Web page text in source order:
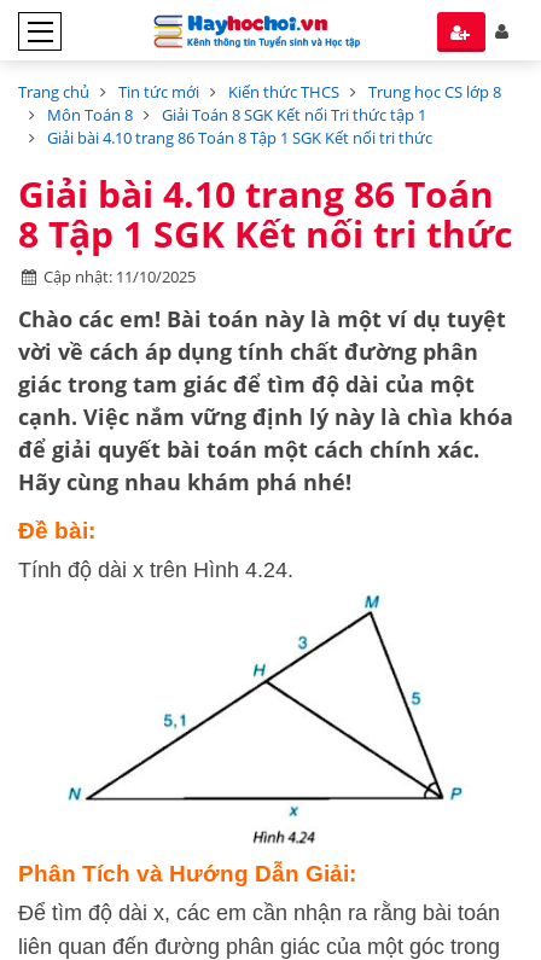
Trang chủ Tin tức mới Kiến thức THCS
Trung học CS lớp 8
Môn Toán 8
Giải Toán 8 SGK Kết nối Tri thức tập 1
Giải bài 4.10 trang 86 Toán 8 Tập 1 SGK Kết nối tri thức
Giải bài 4.10 trang 86 Toán
8 Tập 1 SGK Kết nối tri thức
Cập nhật: 11/10/2025
Chào các em! Bài toán này là một ví dụ tuyệt
vời về cách áp dụng tính chất đường phân
giác trong tam giác để tìm độ dài của một
cạnh. Việc nắm vững định lý này là chìa khóa
để giải quyết bài toán một cách chính xác.
Hãy cùng nhau khám phá nhé!
Đề bài:
Tính độ dài x trên Hình 4.24.
Phân Tích và Hướng Dẫn Giải:
Để tìm độ dài x, các em cần nhận ra rằng bài toán
liên quan đến đường phân giác của một góc trong